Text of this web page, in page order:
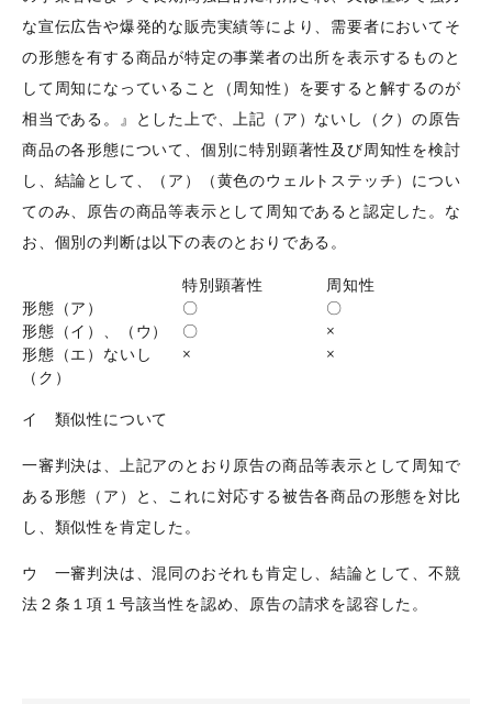
な宣伝広告や爆発的な販売実績等により、需要者においてそ
の形態を有する商品が特定の事業者の出所を表示するものと
して周知になっていること（周知性）を要すると解するのが
相当である。』とした上で、上記（ア）ないし（ク）の原告
商品の各形態について、個別に特別顕著性及び周知性を検討
し、結論として、（ア）（黄色のウェルトステッチ）につい
てのみ、原告の商品等表示として周知であると認定した。な
お、個別の判断は以下の表のとおりである。
特別顕著性
周知性
形態（ア）
〇
〇
形態（イ）、（ウ）
〇
×
形態（エ）ないし
（ク）
× ×
イ 類似性について
一審判決は、上記アのとおり原告の商品等表示として周知で
ある形態（ア）と、これに対応する被告各商品の形態を対比
し、類似性を肯定した。
ウ 一審判決は、混同のおそれも肯定し、結論として、不競
法２条１項１号該当性を認め、原告の請求を認容した。